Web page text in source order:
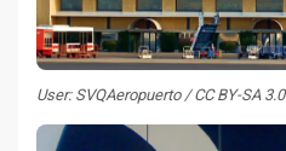
User: SVQAeropuerto / CC BY-SA 3.0